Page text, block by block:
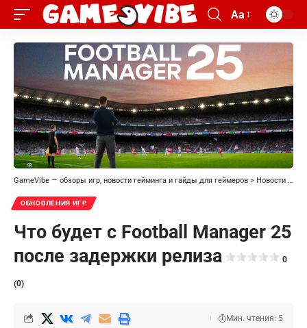
Aa
GameVibe — обзоры игр, новости гейминга и гайды для геймеров > Новости
ОБНОВЛЕНИЯ ИГР
Что будет с Football Manager 25
после задержки релиза
0
(0)
Мин. чтения: 5